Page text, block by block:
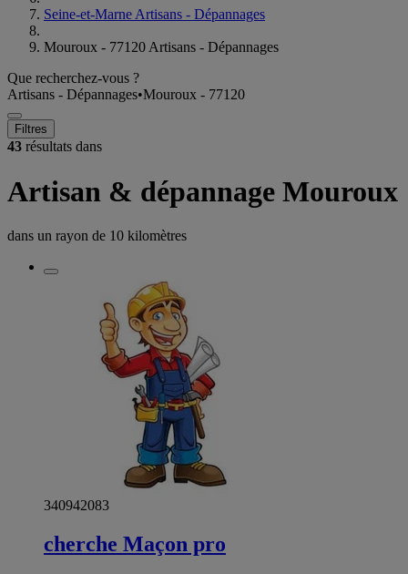
Seine-et-Marne Artisans - Dépannages
Mouroux - 77120 Artisans - Dépannages
Que recherchez-vous ?
Artisans - Dépannages•Mouroux - 77120
Filtres
43 résultats dans
Artisan & dépannage Mouroux
dans un rayon de 10 kilomètres
340942083
cherche Maçon pro